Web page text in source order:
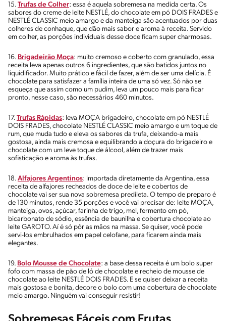
15. Trufas de Colher: essa é aquela sobremesa na medida certa. Os
sabores do creme de leite NESTLÉ, do chocolate em pó DOIS FRADES e
NESTLÉ CLASSIC meio amargo e da manteiga são acentuados por duas
colheres de conhaque, que dão mais sabor e aroma à receita. Servido
em colher, as porções individuais desse doce ficam super charmosas.
16. Brigadeirão Moça: muito cremoso e coberto com granulado, essa
receita leva apenas outros 6 ingredientes, que são batidos juntos no
liquidificador. Muito prático e fácil de fazer, além de ser uma delícia. É
chocolate para satisfazer a família inteira de uma só vez. Só não se
esqueça que assim como um pudim, leva um pouco mais para ficar
pronto, nesse caso, são necessários 460 minutos.
17. Trufas Rápidas: leva MOÇA brigadeiro, chocolate em pó NESTLÉ
DOIS FRADES, chocolate NESTLÉ CLASSIC meio amargo e um toque de
rum, que muda tudo e eleva os sabores da trufa, deixando-a mais
gostosa, ainda mais cremosa e equilibrando a doçura do brigadeiro e
chocolate com um leve toque de álcool, além de trazer mais
sofisticação e aroma às trufas.
18. Alfajores Argentinos: importada diretamente da Argentina, essa
receita de alfajores recheados de doce de leite e cobertos de
chocolate vai ser sua nova sobremesa predileta. O tempo de preparo é
de 130 minutos, rende 35 porções e você vai precisar de: leite MOÇA,
manteiga, ovos, açúcar, farinha de trigo, mel, fermento em pó,
bicarbonato de sódio, essência de baunilha e cobertura chocolate ao
leite GAROTO. Aí é só pôr as mãos na massa. Se quiser, você pode
servi-los embrulhados em papel celofane, para ficarem ainda mais
elegantes.
19. Bolo Mousse de Chocolate: a base dessa receita é um bolo super
fofo com massa de pão de ló de chocolate e recheio de mousse de
chocolate ao leite NESTLÉ DOIS FRADES. E se quiser deixar a receita
mais gostosa e bonita, decore o bolo com uma cobertura de chocolate
meio amargo. Ninguém vai conseguir resistir!